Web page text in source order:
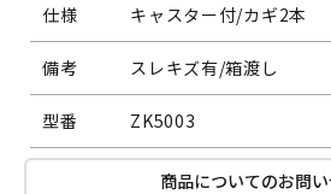
仕様 キャスター付/カギ2本
備考 スレキズ有/箱渡し
型番 ZK5003
商品についてのお問